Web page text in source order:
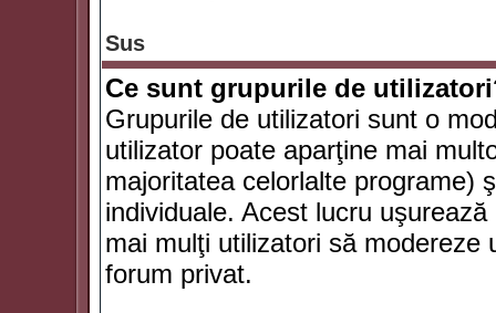
Sus
Ce sunt grupurile de
Grupurile de utilizatori sunt o
utilizator poate aparţine mai
majoritatea celorlalte programe)
individuale. Acest lucru
mai mulţi utilizatori să
forum privat.